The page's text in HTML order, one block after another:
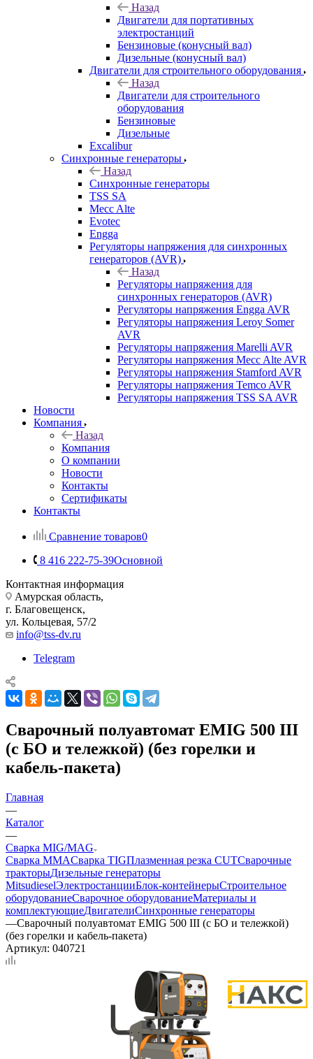
Назад
Двигатели для портативных
электростанций
Бензиновые (конусный вал)
Дизельные (конусный вал)
Двигатели для строительного оборудования
Назад
Двигатели для строительного
оборудования
Бензиновые
Дизельные
Excalibur
Синхронные генераторы
Назад
Синхронные генераторы
TSS SA
Mecc Alte
Evotec
Engga
Регуляторы напряжения для синхронных
генераторов (AVR)
Назад
Регуляторы напряжения для
синхронных генераторов (AVR)
Регуляторы напряжения Engga AVR
Регуляторы напряжения Leroy Somer
AVR
Регуляторы напряжения Marelli AVR
Регуляторы напряжения Mecc Alte AVR
Регуляторы напряжения Stamford AVR
Регуляторы напряжения Temco AVR
Регуляторы напряжения TSS SA AVR
Новости
Компания
Назад
Компания
О компании
Новости
Контакты
Сертификаты
Контакты
Сравнение товаров0
8 416 222-75-39Основной
Контактная информация
Амурская область,
г. Благовещенск,
ул. Кольцевая, 57/2
info@tss-dv.ru
Telegram
Сварочный полуавтомат EMIG 500 III
(с БО и тележкой) (без горелки и
кабель-пакета)
Главная
—
Каталог
—
Сварка MIG/MAG
Сварка MMAСварка TIGПлазменная резка CUTСварочные
тракторыДизельные генераторы
MitsudieselЭлектростанцииБлок-контейнерыСтроительное
оборудованиеСварочное оборудованиеМатериалы и
комплектующиеДвигателиСинхронные генераторы
—Сварочный полуавтомат EMIG 500 III (с БО и тележкой)
(без горелки и кабель-пакета)
Артикул: 040721